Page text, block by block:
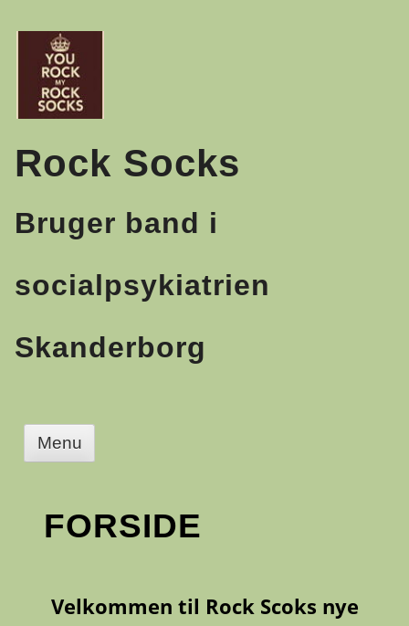
content
Rock Socks
Bruger band i
socialpsykiatrien
Skanderborg
Menu
FORSIDE
Velkommen til Rock Scoks nye